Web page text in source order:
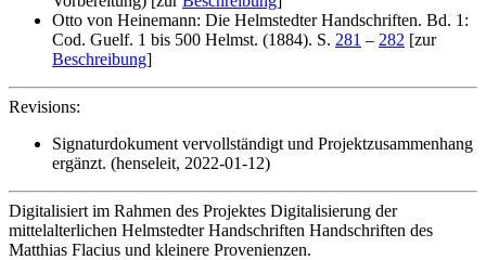
Otto von Heinemann: Die Helmstedter Handschriften. Bd. 1:
Cod. Guelf. 1 bis 500 Helmst. (1884). S. 281 – 282 [zur
Beschreibung]
Revisions:
Signaturdokument vervollständigt und Projektzusammenhang
ergänzt. (henseleit, 2022-01-12)
Digitalisiert im Rahmen des Projektes Digitalisierung der
mittelalterlichen Helmstedter Handschriften Handschriften des
Matthias Flacius und kleinere Provenienzen.